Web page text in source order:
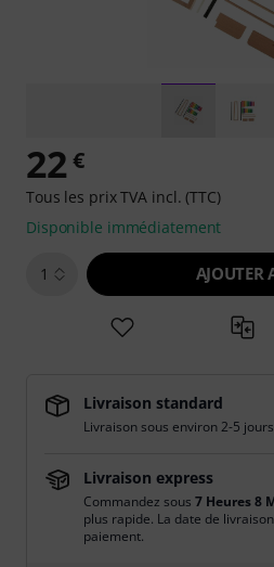
22 €
Tous les prix TVA incl. (TTC)
Disponible immédiatement
1 AJOUTER
Livraison standard
Livraison sous environ 2-5
Livraison express
Commandez sous 7 Heures 8
plus rapide. La date de
paiement.